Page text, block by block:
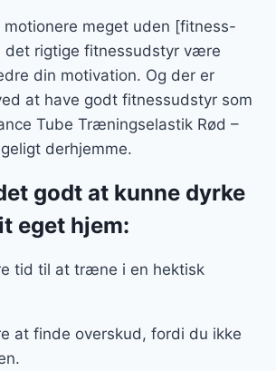
motionere meget uden [fitness-
det rigtige fitnessudstyr være
din motivation. Og der er
at have godt fitnessudstyr som
Tube Træningselastik Rød –
derhjemme.
godt at kunne dyrke
eget hjem:
tid til at træne i en hektisk
at finde overskud, fordi du ikke